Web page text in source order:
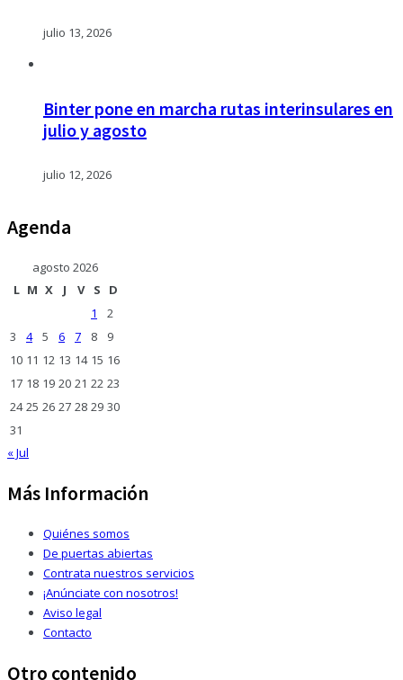
julio 13, 2026
Binter pone en marcha rutas interinsulares en
julio y agosto
julio 12, 2026
Agenda
agosto 2026
L M X J V S
D
1
2
3
4 5 6 7 8
9
10 11 12 13 14 15 16
17 18 19 20 21 22 23
24 25 26 27 28 29 30
31
« Jul
Más Información
Quiénes somos
De puertas abiertas
Contrata nuestros servicios
¡Anúnciate con nosotros!
Aviso legal
Contacto
Otro contenido